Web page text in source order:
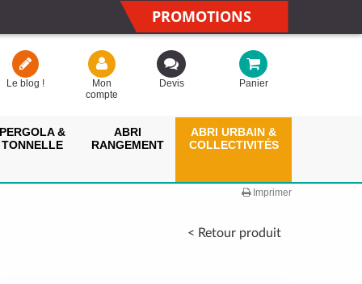
PROMOTIONS
Le blog !
Mon
compte
Devis Panier
PERGOLA &
TONNELLE
ABRI
RANGEMENT
ABRI URBAIN &
COLLECTIVITÉS
Imprimer
< Retour produit